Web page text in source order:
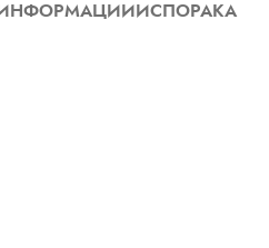
ИСПОРАКА